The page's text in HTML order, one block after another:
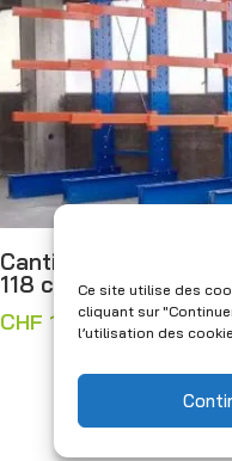
Ce site utilise des
cliquant sur
l’utilisation des
Cantilever simple,
118 cm – Neuf
CHF 112.00 – CHF